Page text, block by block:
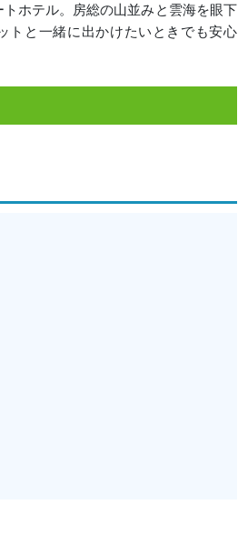
ホテル。房総の山並みと雲海を眼下
トと一緒に出かけたいときでも安心